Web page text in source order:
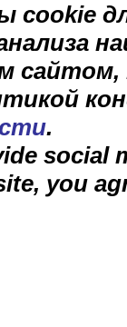
cookie
.
social
you